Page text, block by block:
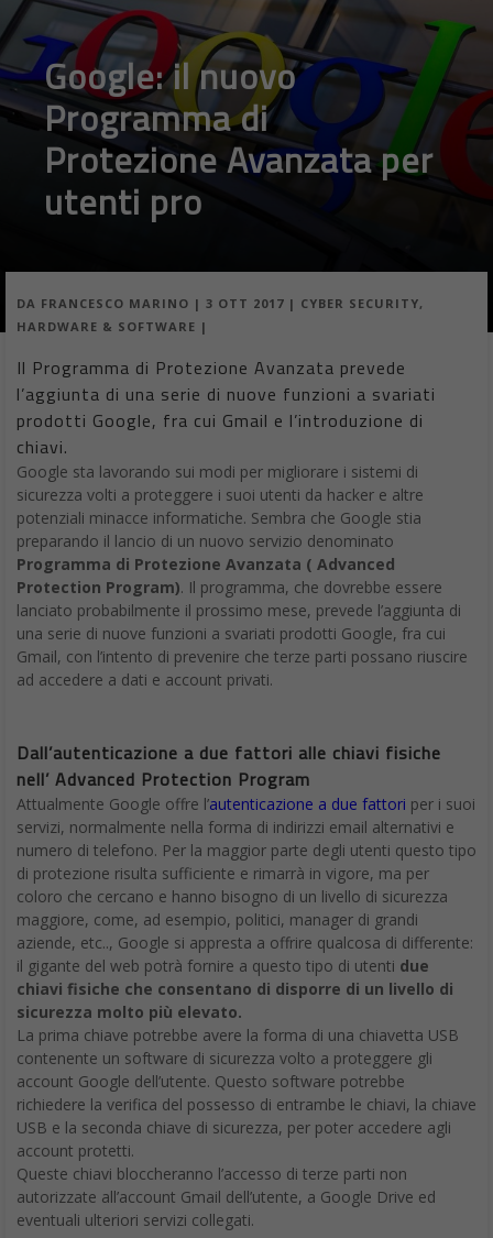
Google: il nuovo
Programma di
Protezione Avanzata per
utenti pro
DA FRANCESCO MARINO | 3 OTT 2017 | CYBER SECURITY,
HARDWARE & SOFTWARE |
Il Programma di Protezione Avanzata prevede
l’aggiunta di una serie di nuove funzioni a svariati
prodotti Google, fra cui Gmail e l’introduzione di
chiavi.
Google sta lavorando sui modi per migliorare i sistemi di
sicurezza volti a proteggere i suoi utenti da hacker e altre
potenziali minacce informatiche. Sembra che Google stia
preparando il lancio di un nuovo servizio denominato
Programma di Protezione Avanzata ( Advanced
Protection Program). Il programma, che dovrebbe essere
lanciato probabilmente il prossimo mese, prevede l’aggiunta di
una serie di nuove funzioni a svariati prodotti Google, fra cui
Gmail, con l’intento di prevenire che terze parti possano riuscire
ad accedere a dati e account privati.
Dall’autenticazione a due fattori alle chiavi fisiche
nell’ Advanced Protection Program
Attualmente Google offre l’autenticazione a due fattori per i suoi
servizi, normalmente nella forma di indirizzi email alternativi e
numero di telefono. Per la maggior parte degli utenti questo tipo
di protezione risulta sufficiente e rimarrà in vigore, ma per
coloro che cercano e hanno bisogno di un livello di sicurezza
maggiore, come, ad esempio, politici, manager di grandi
aziende, etc.., Google si appresta a offrire qualcosa di differente:
il gigante del web potrà fornire a questo tipo di utenti due
chiavi fisiche che consentano di disporre di un livello di
sicurezza molto più elevato.
La prima chiave potrebbe avere la forma di una chiavetta USB
contenente un software di sicurezza volto a proteggere gli
account Google dell’utente. Questo software potrebbe
richiedere la verifica del possesso di entrambe le chiavi, la chiave
USB e la seconda chiave di sicurezza, per poter accedere agli
account protetti.
Queste chiavi bloccheranno l’accesso di terze parti non
autorizzate all’account Gmail dell’utente, a Google Drive ed
eventuali ulteriori servizi collegati.